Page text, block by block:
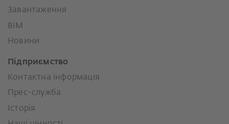
Завантаження
BIM
Новини
Підприємство
Контактна інформація
Прес-служба
Історія